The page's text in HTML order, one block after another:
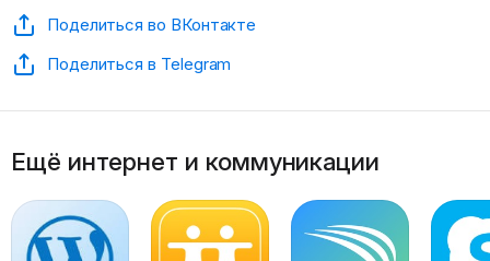
Поделиться во ВКонтакте
Поделиться в Telegram
Ещё интернет и коммуникации